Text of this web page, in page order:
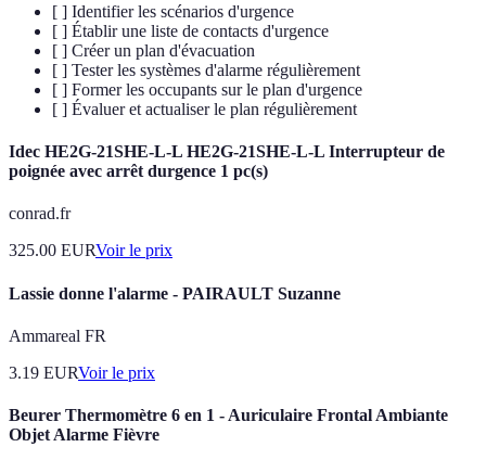
[ ] Identifier les scénarios d'urgence
[ ] Établir une liste de contacts d'urgence
[ ] Créer un plan d'évacuation
[ ] Tester les systèmes d'alarme régulièrement
[ ] Former les occupants sur le plan d'urgence
[ ] Évaluer et actualiser le plan régulièrement
Idec HE2G-21SHE-L-L HE2G-21SHE-L-L Interrupteur de
poignée avec arrêt durgence 1 pc(s)
conrad.fr
325.00 EURVoir le prix
Lassie donne l'alarme - PAIRAULT Suzanne
Ammareal FR
3.19 EURVoir le prix
Beurer Thermomètre 6 en 1 - Auriculaire Frontal Ambiante
Objet Alarme Fièvre